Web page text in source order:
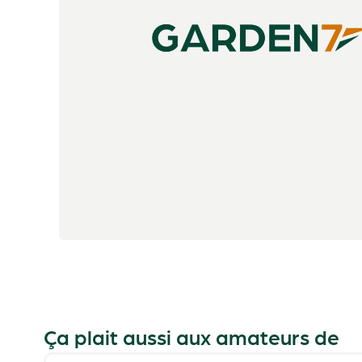
Ça plait aussi aux amateurs de